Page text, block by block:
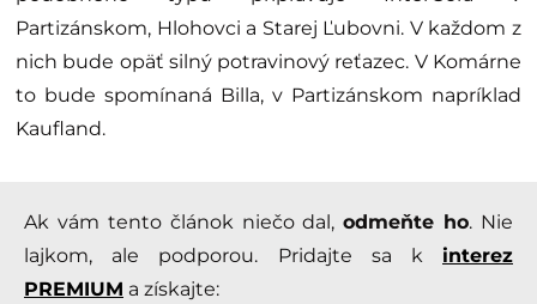
Partizánskom, Hlohovci a Starej Ľubovni. V každom z
nich bude opäť silný potravinový reťazec. V Komárne
to bude spomínaná Billa, v Partizánskom napríklad
Kaufland.
Ak vám tento článok niečo dal,odmeňte ho. Nie
lajkom, ale podporou. Pridajte sa k interez
PREMIUM a získajte: